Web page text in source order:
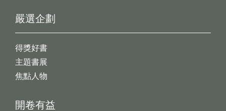
開卷有益
嚴選企劃
得獎好書
主題書展
焦點人物